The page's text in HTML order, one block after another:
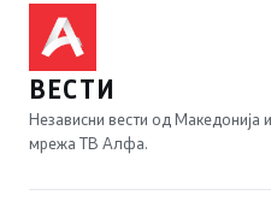
ВЕСТИ
Независни вести од Македонија
мрежа ТВ Алфа.